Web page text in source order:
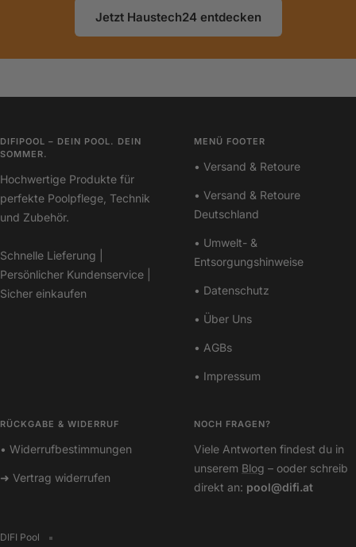
Jetzt Haustech24 entdecken
DIFIPOOL – DEIN POOL. DEIN
SOMMER.
Hochwertige Produkte für
perfekte Poolpflege, Technik
und Zubehör.
Schnelle Lieferung |
Persönlicher Kundenservice |
Sicher einkaufen
MENÜ FOOTER
• Versand & Retoure
• Versand & Retoure
Deutschland
• Umwelt- &
Entsorgungshinweise
• Datenschutz
• Über Uns
• AGBs
• Impressum
RÜCKGABE & WIDERRUF
• Widerrufbestimmungen
➜ Vertrag widerrufen
NOCH FRAGEN?
Viele Antworten findest du in
unserem Blog – ooder schreib
direkt an: pool@difi.at
DIFI Pool